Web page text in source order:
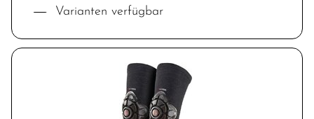
Varianten verfügbar